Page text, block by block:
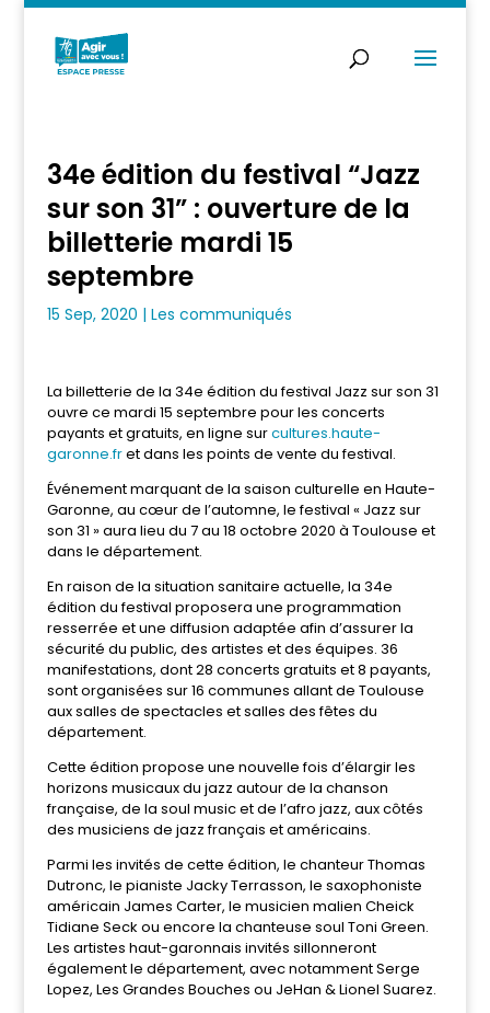
34e édition du festival “Jazz
sur son 31” : ouverture de la
billetterie mardi 15
septembre
15 Sep, 2020 | Les communiqués
La billetterie de la 34e édition du festival Jazz sur son 31
ouvre ce mardi 15 septembre pour les concerts
payants et gratuits, en ligne surcultures.haute-
garonne.fret dans les points de vente du festival.
Événement marquant de la saison culturelle en Haute-
Garonne, au cœur de l’automne, le festival « Jazz sur
son 31 » aura lieu du 7 au 18 octobre 2020 à Toulouse et
dans le département.
En raison de la situation sanitaire actuelle, la 34e
édition du festival proposera une programmation
resserrée et une diffusion adaptée afin d’assurer la
sécurité du public, des artistes et des équipes. 36
manifestations, dont 28 concerts gratuits et 8 payants,
sont organisées sur 16 communes allant de Toulouse
aux salles de spectacles et salles des fêtes du
département.
Cette édition propose une nouvelle fois d’élargir les
horizons musicaux du jazz autour de la chanson
française, de la soul music et de l’afro jazz, aux côtés
des musiciens de jazz français et américains.
Parmi les invités de cette édition, le chanteur Thomas
Dutronc, le pianiste Jacky Terrasson, le saxophoniste
américain James Carter, le musicien malien Cheick
Tidiane Seck ou encore la chanteuse soul Toni Green.
Les artistes haut-garonnais invités sillonneront
également le département, avec notamment Serge
Lopez, Les Grandes Bouches ou JeHan & Lionel Suarez.